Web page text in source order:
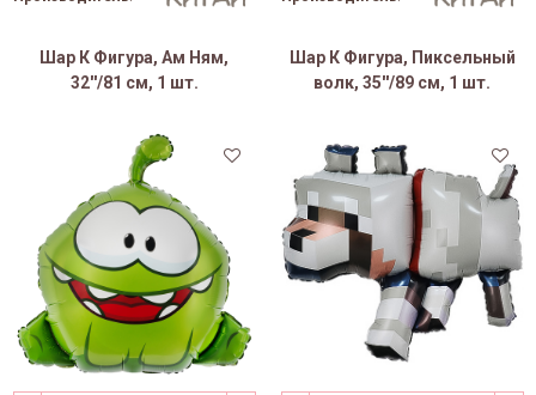
Шар К Фигура, Ам Ням,
32''/81 см, 1 шт.
Шар К Фигура, Пиксельный
волк, 35''/89 см, 1 шт.